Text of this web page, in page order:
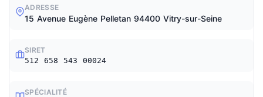
ADRESSE
15 Avenue Eugène Pelletan 94400 Vitry-sur-Seine
SIRET
512 658 543 00024
SPÉCIALITÉ